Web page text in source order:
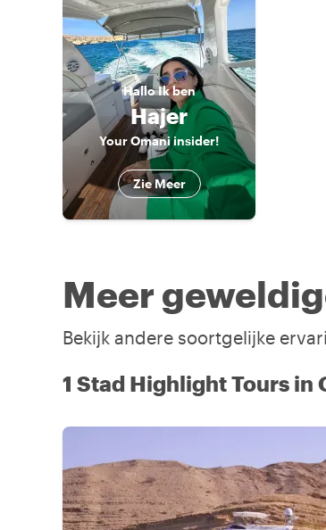
HalloIk ben
Hajer
Your Omani insider!
Zie Meer
Meer
Bekijk andere soortgelijke
1 Stad Highlight Tours in